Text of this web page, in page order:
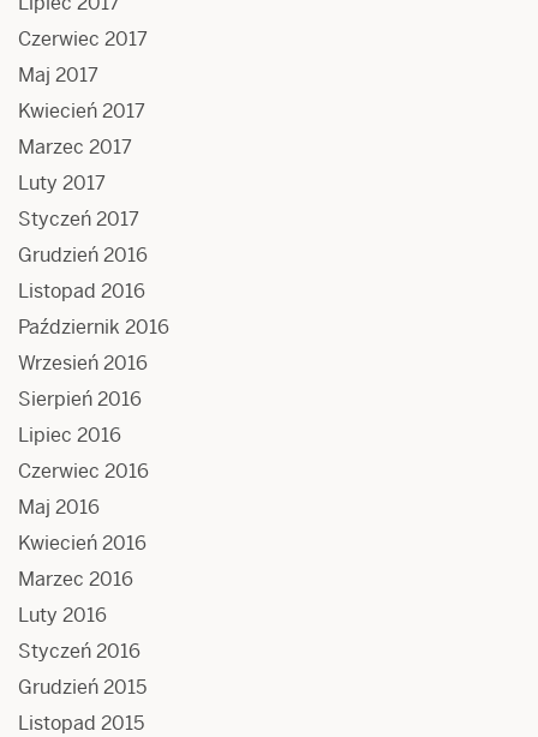
Czerwiec 2017
Maj 2017
Kwiecień 2017
Marzec 2017
Luty 2017
Styczeń 2017
Grudzień 2016
Listopad 2016
Październik 2016
Wrzesień 2016
Sierpień 2016
Lipiec 2016
Czerwiec 2016
Maj 2016
Kwiecień 2016
Marzec 2016
Luty 2016
Styczeń 2016
Grudzień 2015
Listopad 2015